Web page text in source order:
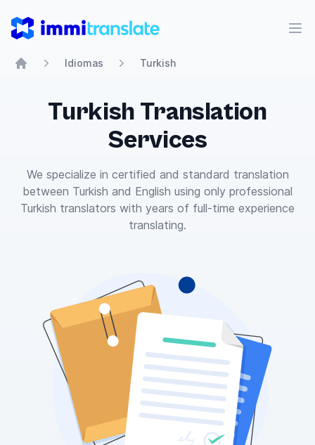
ImmiTranslate
Idiomas Turkish
Turkish Translation
Services
We specialize in certified and standard translation
between Turkish and English using only professional
Turkish translators with years of full-time experience
translating.